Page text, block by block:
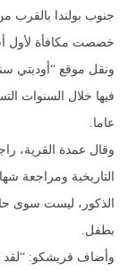
جنوب بولندا بالقرب
خصصت مكافأة لأول
ونقل موقع “أوديتي
عاما.
وقال عمدة القرية،
التاريخية ومراجعة
الذكور، ليست سوى
بطفل.
وأضاف فريشكو: “لقد